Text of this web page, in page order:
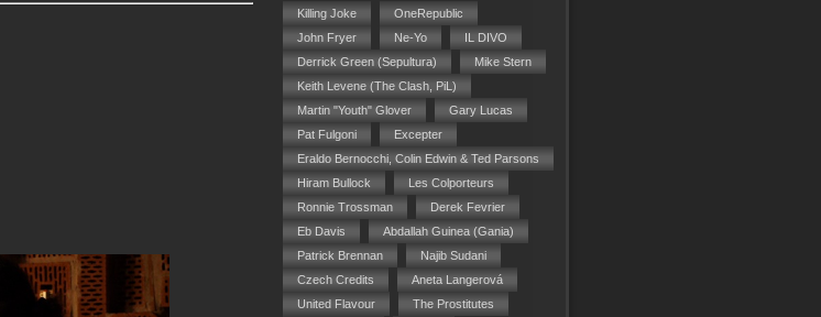
Killing Joke
OneRepublic
John Fryer
Ne-Yo
IL DIVO
Derrick Green (Sepultura)
Mike Stern
Keith Levene (The Clash, PiL)
Martin "Youth" Glover
Gary Lucas
Pat Fulgoni
Excepter
Eraldo Bernocchi, Colin Edwin & Ted Parsons
Hiram Bullock
Les Colporteurs
Ronnie Trossman
Derek Fevrier
Eb Davis
Abdallah Guinea (Gania)
Patrick Brennan
Najib Sudani
Czech Credits
Aneta Langerová
United Flavour
The Prostitutes